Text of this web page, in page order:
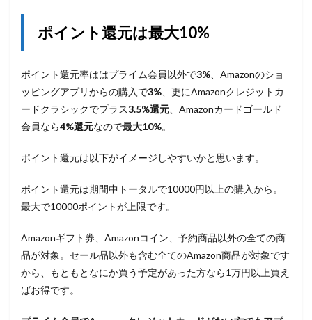
ポイント還元は最大10%
ポイント還元率ははプライム会員以外で3% 、Amazonのショ
ッピングアプリからの購入で3% 、更にAmazonクレジットカ
ードクラシックでプラス3.5%還元 、Amazonカードゴールド
会員なら4%還元なので最大10%。
ポイント還元は以下がイメージしやすいかと思います。
ポイント還元は期間中トータルで10000円以上の購入から。
最大で10000ポイントが上限です。
Amazonギフト券、Amazonコイン、予約商品以外の全ての商
品が対象。セール品以外も含む全てのAmazon商品が対象です
から、もともとなにか買う予定があった方なら1万円以上買え
ばお得です。